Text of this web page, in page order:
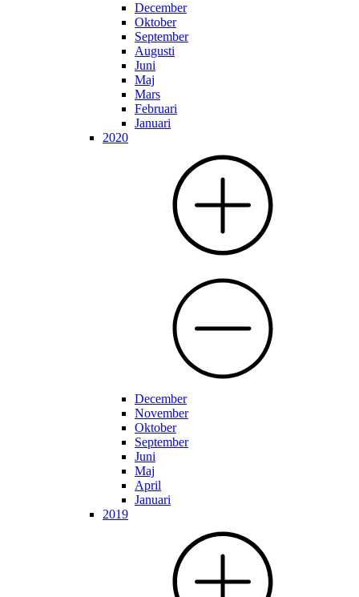
December
Oktober
September
Augusti
Juni
Maj
Mars
Februari
Januari
2020
December
November
Oktober
September
Juni
Maj
April
Januari
2019